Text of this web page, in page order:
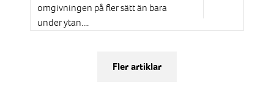
omgivningen på fler sätt än bara
under ytan....
Fler artiklar